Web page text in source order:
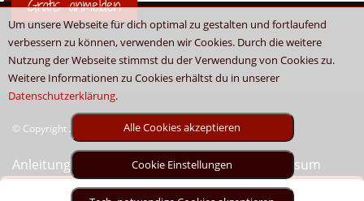
Um unsere Webseite für dich optimal zu gestalten und fortlaufend
verbessern zu können, verwenden wir Cookies. Durch die weitere
Nutzung der Webseite stimmst du der Verwendung von Cookies zu.
Weitere Informationen zu Cookies erhältst du in unserer
Datenschutzerklärung.
Alle Cookies akzeptieren
Cookie Einstellungen
Gratis anmelden
© Copyright 2026 - Boni.tv / Cashback & Gutscheine
Anleitung Sitemap Kontakt Unser Impressum